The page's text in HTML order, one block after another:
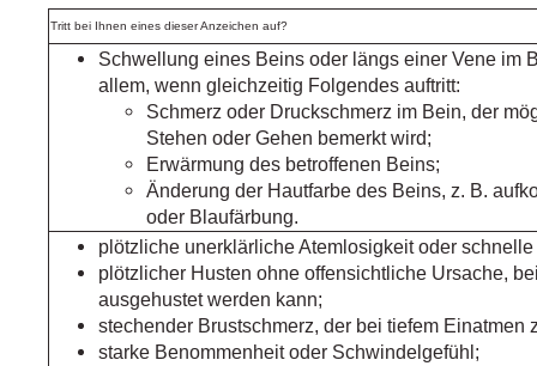
Tritt bei Ihnen eines dieser Anzeichen auf?
Schwellung eines Beins oder längs einer Vene im
allem, wenn gleichzeitig Folgendes auftritt:
Schmerz oder Druckschmerz im Bein, der
Stehen oder Gehen bemerkt wird;
Erwärmung des betroffenen Beins;
Änderung der Hautfarbe des Beins, z. B.
oder Blaufärbung.
plötzliche unerklärliche Atemlosigkeit oder schnelle
plötzlicher Husten ohne offensichtliche Ursache,
ausgehustet werden kann;
stechender Brustschmerz, der bei tiefem Einatmen
starke Benommenheit oder Schwindelgefühl;